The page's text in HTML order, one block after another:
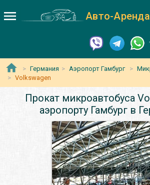
Авто-Аренда
Германия Аэропорт Гамбург
Volkswagen
Прокат микроавтобуса
аэропорту Гамбург в